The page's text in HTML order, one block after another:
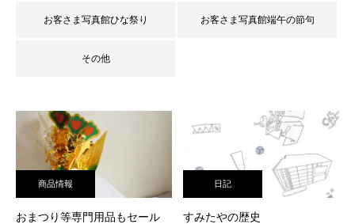
お客さま写真館ひな祭り お客さま写真館端午の節句
その他
商品情報
おまつり等専門用品もセール
日記
すみたやの歴史